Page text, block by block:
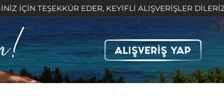
TEŞEKKÜR EDER, KEYİFLİ ALIŞVERİŞLER DİLERİZ 🤍